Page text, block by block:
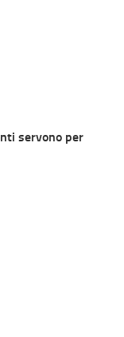
servono per